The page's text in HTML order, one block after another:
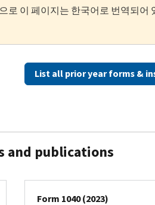
로 이 페이지는 한국어로 번역되어
List all prior year forms &
and publications
Form 1040 (2023)